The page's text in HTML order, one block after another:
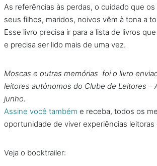
As referências às perdas, o cuidado que
seus filhos, maridos, noivos vêm à tona a
Esse livro precisa ir para a lista de livros
e precisa ser lido mais de uma vez.
Moscas e outras memórias foi o livro
leitores autônomos do Clube de Leitores –
junho.
Assine você também e receba, todos os
oportunidade de viver experiências leitoras
Veja o booktrailer: